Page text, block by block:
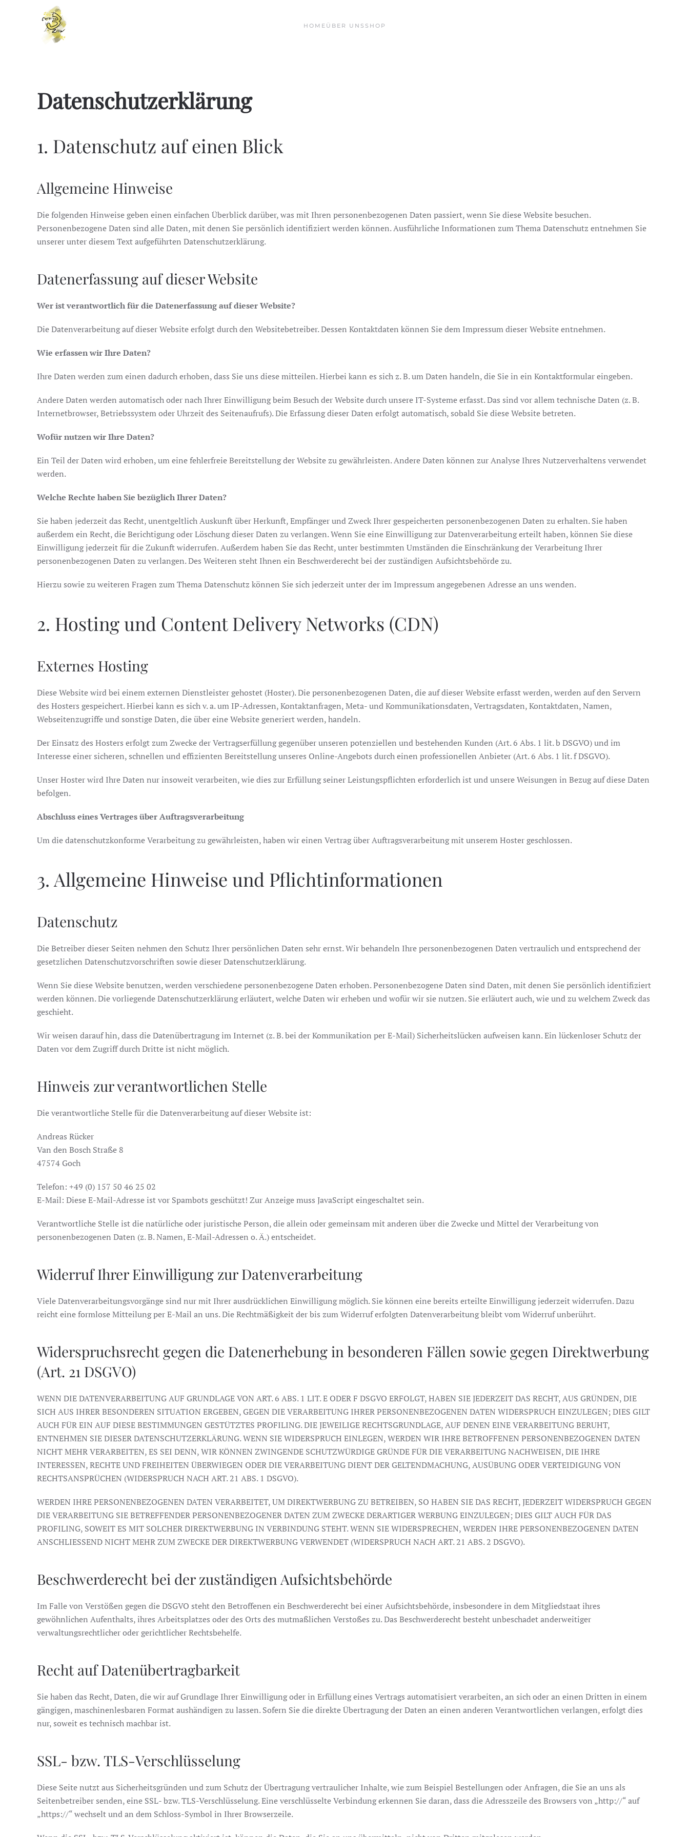
Zum Hauptinhalt springen HOME ÜBER UNS SHOP
Datenschutzerklärung
1. Datenschutz auf einen Blick
Allgemeine Hinweise
Die folgenden Hinweise geben einen einfachen Überblick darüber, was mit Ihren personenbezogenen Daten passiert, wenn Sie diese Website besuchen.
Personenbezogene Daten sind alle Daten, mit denen Sie persönlich identifiziert werden können. Ausführliche Informationen zum Thema Datenschutz entnehmen Sie
unserer unter diesem Text aufgeführten Datenschutzerklärung.
Datenerfassung auf dieser Website
Wer ist verantwortlich für die Datenerfassung auf dieser Website?
Die Datenverarbeitung auf dieser Website erfolgt durch den Websitebetreiber. Dessen Kontaktdaten können Sie dem Impressum dieser Website entnehmen.
Wie erfassen wir Ihre Daten?
Ihre Daten werden zum einen dadurch erhoben, dass Sie uns diese mitteilen. Hierbei kann es sich z. B. um Daten handeln, die Sie in ein Kontaktformular eingeben.
Andere Daten werden automatisch oder nach Ihrer Einwilligung beim Besuch der Website durch unsere IT-Systeme erfasst. Das sind vor allem technische Daten (z. B.
Internetbrowser, Betriebssystem oder Uhrzeit des Seitenaufrufs). Die Erfassung dieser Daten erfolgt automatisch, sobald Sie diese Website betreten.
Wofür nutzen wir Ihre Daten?
Ein Teil der Daten wird erhoben, um eine fehlerfreie Bereitstellung der Website zu gewährleisten. Andere Daten können zur Analyse Ihres Nutzerverhaltens verwendet
werden.
Welche Rechte haben Sie bezüglich Ihrer Daten?
Sie haben jederzeit das Recht, unentgeltlich Auskunft über Herkunft, Empfänger und Zweck Ihrer gespeicherten personenbezogenen Daten zu erhalten. Sie haben
außerdem ein Recht, die Berichtigung oder Löschung dieser Daten zu verlangen. Wenn Sie eine Einwilligung zur Datenverarbeitung erteilt haben, können Sie diese
Einwilligung jederzeit für die Zukunft widerrufen. Außerdem haben Sie das Recht, unter bestimmten Umständen die Einschränkung der Verarbeitung Ihrer
personenbezogenen Daten zu verlangen. Des Weiteren steht Ihnen ein Beschwerderecht bei der zuständigen Aufsichtsbehörde zu.
Hierzu sowie zu weiteren Fragen zum Thema Datenschutz können Sie sich jederzeit unter der im Impressum angegebenen Adresse an uns wenden.
2. Hosting und Content Delivery Networks (CDN)
Externes Hosting
Diese Website wird bei einem externen Dienstleister gehostet (Hoster). Die personenbezogenen Daten, die auf dieser Website erfasst werden, werden auf den Servern
des Hosters gespeichert. Hierbei kann es sich v. a. um IP-Adressen, Kontaktanfragen, Meta- und Kommunikationsdaten, Vertragsdaten, Kontaktdaten, Namen,
Webseitenzugriffe und sonstige Daten, die über eine Website generiert werden, handeln.
Der Einsatz des Hosters erfolgt zum Zwecke der Vertragserfüllung gegenüber unseren potenziellen und bestehenden Kunden (Art. 6 Abs. 1 lit. b DSGVO) und im
Interesse einer sicheren, schnellen und effizienten Bereitstellung unseres Online-Angebots durch einen professionellen Anbieter (Art. 6 Abs. 1 lit. f DSGVO).
Unser Hoster wird Ihre Daten nur insoweit verarbeiten, wie dies zur Erfüllung seiner Leistungspflichten erforderlich ist und unsere Weisungen in Bezug auf diese Daten
befolgen.
Abschluss eines Vertrages über Auftragsverarbeitung
Um die datenschutzkonforme Verarbeitung zu gewährleisten, haben wir einen Vertrag über Auftragsverarbeitung mit unserem Hoster geschlossen.
3. Allgemeine Hinweise und Pflichtinformationen
Datenschutz
Die Betreiber dieser Seiten nehmen den Schutz Ihrer persönlichen Daten sehr ernst. Wir behandeln Ihre personenbezogenen Daten vertraulich und entsprechend der
gesetzlichen Datenschutzvorschriften sowie dieser Datenschutzerklärung.
Wenn Sie diese Website benutzen, werden verschiedene personenbezogene Daten erhoben. Personenbezogene Daten sind Daten, mit denen Sie persönlich identifiziert
werden können. Die vorliegende Datenschutzerklärung erläutert, welche Daten wir erheben und wofür wir sie nutzen. Sie erläutert auch, wie und zu welchem Zweck das
geschieht.
Wir weisen darauf hin, dass die Datenübertragung im Internet (z. B. bei der Kommunikation per E-Mail) Sicherheitslücken aufweisen kann. Ein lückenloser Schutz der
Daten vor dem Zugriff durch Dritte ist nicht möglich.
Hinweis zur verantwortlichen Stelle
Die verantwortliche Stelle für die Datenverarbeitung auf dieser Website ist:
Andreas Rücker
Van den Bosch Straße 8
47574 Goch
Telefon: +49 (0) 157 50 46 25 02
E-Mail: Diese E-Mail-Adresse ist vor Spambots geschützt! Zur Anzeige muss JavaScript eingeschaltet sein.
Verantwortliche Stelle ist die natürliche oder juristische Person, die allein oder gemeinsam mit anderen über die Zwecke und Mittel der Verarbeitung von
personenbezogenen Daten (z. B. Namen, E-Mail-Adressen o. Ä.) entscheidet.
Widerruf Ihrer Einwilligung zur Datenverarbeitung
Viele Datenverarbeitungsvorgänge sind nur mit Ihrer ausdrücklichen Einwilligung möglich. Sie können eine bereits erteilte Einwilligung jederzeit widerrufen. Dazu
reicht eine formlose Mitteilung per E-Mail an uns. Die Rechtmäßigkeit der bis zum Widerruf erfolgten Datenverarbeitung bleibt vom Widerruf unberührt.
Widerspruchsrecht gegen die Datenerhebung in besonderen Fällen sowie gegen Direktwerbung
(Art. 21 DSGVO)
WENN DIE DATENVERARBEITUNG AUF GRUNDLAGE VON ART. 6 ABS. 1 LIT. E ODER F DSGVO ERFOLGT, HABEN SIE JEDERZEIT DAS RECHT, AUS GRÜNDEN, DIE
SICH AUS IHRER BESONDEREN SITUATION ERGEBEN, GEGEN DIE VERARBEITUNG IHRER PERSONENBEZOGENEN DATEN WIDERSPRUCH EINZULEGEN; DIES GILT
AUCH FÜR EIN AUF DIESE BESTIMMUNGEN GESTÜTZTES PROFILING. DIE JEWEILIGE RECHTSGRUNDLAGE, AUF DENEN EINE VERARBEITUNG BERUHT,
ENTNEHMEN SIE DIESER DATENSCHUTZERKLÄRUNG. WENN SIE WIDERSPRUCH EINLEGEN, WERDEN WIR IHRE BETROFFENEN PERSONENBEZOGENEN DATEN
NICHT MEHR VERARBEITEN, ES SEI DENN, WIR KÖNNEN ZWINGENDE SCHUTZWÜRDIGE GRÜNDE FÜR DIE VERARBEITUNG NACHWEISEN, DIE IHRE
INTERESSEN, RECHTE UND FREIHEITEN ÜBERWIEGEN ODER DIE VERARBEITUNG DIENT DER GELTENDMACHUNG, AUSÜBUNG ODER VERTEIDIGUNG VON
RECHTSANSPRÜCHEN (WIDERSPRUCH NACH ART. 21 ABS. 1 DSGVO).
WERDEN IHRE PERSONENBEZOGENEN DATEN VERARBEITET, UM DIREKTWERBUNG ZU BETREIBEN, SO HABEN SIE DAS RECHT, JEDERZEIT WIDERSPRUCH GEGEN
DIE VERARBEITUNG SIE BETREFFENDER PERSONENBEZOGENER DATEN ZUM ZWECKE DERARTIGER WERBUNG EINZULEGEN; DIES GILT AUCH FÜR DAS
PROFILING, SOWEIT ES MIT SOLCHER DIREKTWERBUNG IN VERBINDUNG STEHT. WENN SIE WIDERSPRECHEN, WERDEN IHRE PERSONENBEZOGENEN DATEN
ANSCHLIESSEND NICHT MEHR ZUM ZWECKE DER DIREKTWERBUNG VERWENDET (WIDERSPRUCH NACH ART. 21 ABS. 2 DSGVO).
Beschwerderecht bei der zuständigen Aufsichtsbehörde
Im Falle von Verstößen gegen die DSGVO steht den Betroffenen ein Beschwerderecht bei einer Aufsichtsbehörde, insbesondere in dem Mitgliedstaat ihres
gewöhnlichen Aufenthalts, ihres Arbeitsplatzes oder des Orts des mutmaßlichen Verstoßes zu. Das Beschwerderecht besteht unbeschadet anderweitiger
verwaltungsrechtlicher oder gerichtlicher Rechtsbehelfe.
Recht auf Datenübertragbarkeit
Sie haben das Recht, Daten, die wir auf Grundlage Ihrer Einwilligung oder in Erfüllung eines Vertrags automatisiert verarbeiten, an sich oder an einen Dritten in einem
gängigen, maschinenlesbaren Format aushändigen zu lassen. Sofern Sie die direkte Übertragung der Daten an einen anderen Verantwortlichen verlangen, erfolgt dies
nur, soweit es technisch machbar ist.
SSL- bzw. TLS-Verschlüsselung
Diese Seite nutzt aus Sicherheitsgründen und zum Schutz der Übertragung vertraulicher Inhalte, wie zum Beispiel Bestellungen oder Anfragen, die Sie an uns als
Seitenbetreiber senden, eine SSL- bzw. TLS-Verschlüsselung. Eine verschlüsselte Verbindung erkennen Sie daran, dass die Adresszeile des Browsers von „http://“ auf
„https://“ wechselt und an dem Schloss-Symbol in Ihrer Browserzeile.